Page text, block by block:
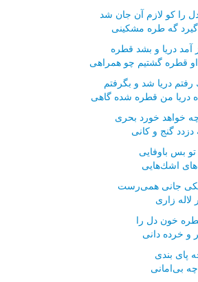
را كو لازم آن جان شد
گیرد گه طره مشكینی
آمد دریا و بشد قطره
قطره گشتیم چو همراهی
دریا شد و بگرفتم
دریا من قطره شده گاهی
خواهد خورد بحری
گنج و كانی
تو بس باوفایی
اشك‌هایی
جانی همی‌رست
لاله زاری
خون دل را
و خرده دانی
پای بندی
بی‌امانی